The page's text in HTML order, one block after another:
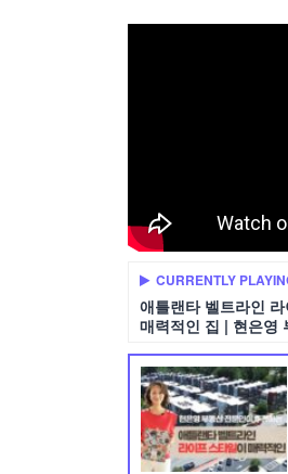
CURRENTLY
애틀랜타 벨트라인
매력적인 집 | 현은영